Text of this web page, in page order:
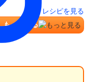
レシピを見る
もっと見る